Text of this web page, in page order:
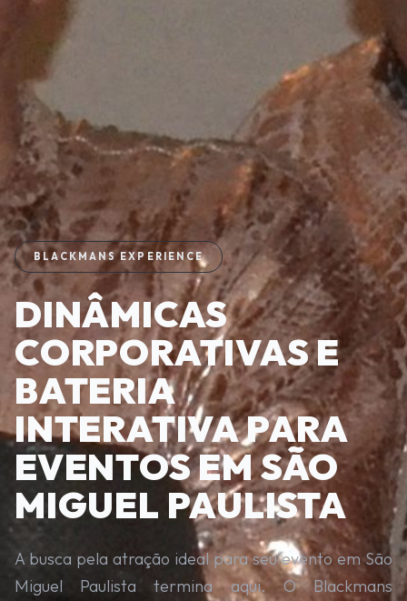
BLACKMANS EXPERIENCE
DINÂMICAS
CORPORATIVAS E
BATERIA
INTERATIVA PARA
EVENTOS EM SÃO
MIGUEL PAULISTA
A busca pela atração ideal para seu evento em São
Miguel Paulista termina aqui. O Blackmans